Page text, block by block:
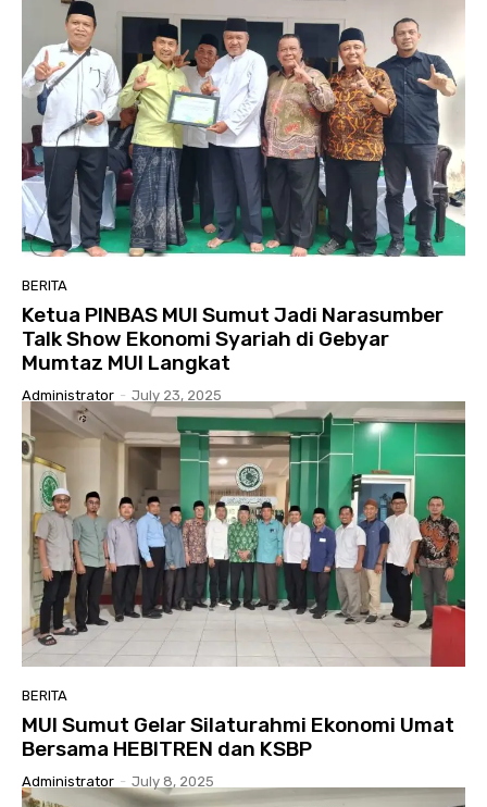
BERITA
Ketua PINBAS MUI Sumut Jadi Narasumber
Talk Show Ekonomi Syariah di Gebyar
Mumtaz MUI Langkat
Administrator - July 23, 2025
BERITA
MUI Sumut Gelar Silaturahmi Ekonomi Umat
Bersama HEBITREN dan KSBP
Administrator - July 8, 2025